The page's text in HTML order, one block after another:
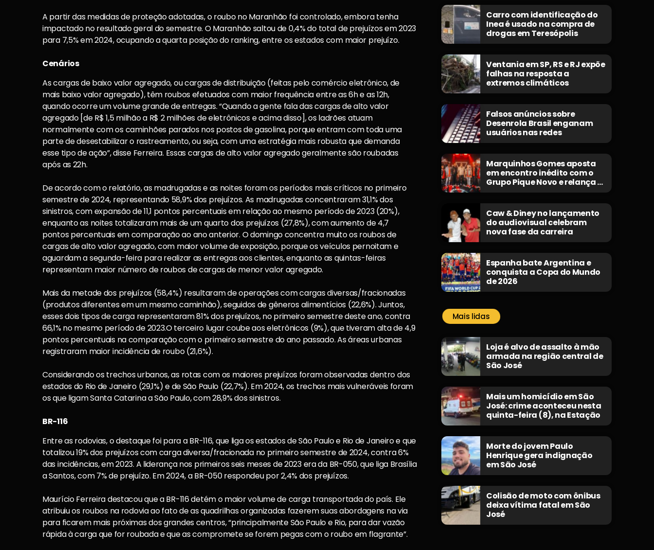
A partir das medidas de proteção adotadas, o roubo no Maranhão foi controlado, embora tenha
impactado no resultado geral do semestre. O Maranhão saltou de 0,4% do total de prejuízos em 2023
para 7,5% em 2024, ocupando a quarta posição do ranking, entre os estados com maior prejuízo.
Cenários
As cargas de baixo valor agregado, ou cargas de distribuição (feitas pelo comércio eletrônico, de
mais baixo valor agregado), têm roubos efetuados com maior frequência entre as 6h e as 12h,
quando ocorre um volume grande de entregas. “Quando a gente fala das cargas de alto valor
agregado [de R$ 1,5 milhão a R$ 2 milhões de eletrônicos e acima disso], os ladrões atuam
normalmente com os caminhões parados nos postos de gasolina, porque entram com toda uma
parte de desestabilizar o rastreamento, ou seja, com uma estratégia mais robusta que demanda
esse tipo de ação”, disse Ferreira. Essas cargas de alto valor agregado geralmente são roubadas
após as 22h.
De acordo com o relatório, as madrugadas e as noites foram os períodos mais críticos no primeiro
semestre de 2024, representando 58,9% dos prejuízos. As madrugadas concentraram 31,1% dos
sinistros, com expansão de 11,1 pontos percentuais em relação ao mesmo período de 2023 (20%),
enquanto as noites totalizaram mais de um quarto dos prejuízos (27,8%), com aumento de 4,7
pontos percentuais em comparação ao ano anterior. O domingo concentra muito os roubos de
cargas de alto valor agregado, com maior volume de exposição, porque os veículos pernoitam e
aguardam a segunda-feira para realizar as entregas aos clientes, enquanto as quintas-feiras
representam maior número de roubos de cargas de menor valor agregado.
Mais da metade dos prejuízos (58,4%) resultaram de operações com cargas diversas/fracionadas
(produtos diferentes em um mesmo caminhão), seguidos de gêneros alimentícios (22,6%). Juntos,
esses dois tipos de carga representaram 81% dos prejuízos, no primeiro semestre deste ano, contra
66,1% no mesmo período de 2023.O terceiro lugar coube aos eletrônicos (9%), que tiveram alta de 4,9
pontos percentuais na comparação com o primeiro semestre do ano passado. As áreas urbanas
registraram maior incidência de roubo (21,6%).
Considerando os trechos urbanos, as rotas com os maiores prejuízos foram observadas dentro dos
estados do Rio de Janeiro (29,1%) e de São Paulo (22,7%). Em 2024, os trechos mais vulneráveis foram
os que ligam Santa Catarina a São Paulo, com 28,9% dos sinistros.
BR-116
Entre as rodovias, o destaque foi para a BR-116, que liga os estados de São Paulo e Rio de Janeiro e que
totalizou 19% dos prejuízos com carga diversa/fracionada no primeiro semestre de 2024, contra 6%
das incidências, em 2023. A liderança nos primeiros seis meses de 2023 era da BR-050, que liga Brasília
a Santos, com 7% de prejuízo. Em 2024, a BR-050 respondeu por 2,4% dos prejuízos.
Maurício Ferreira destacou que a BR-116 detém o maior volume de carga transportada do país. Ele
atribuiu os roubos na rodovia ao fato de as quadrilhas organizadas fazerem suas abordagens na via
para ficarem mais próximas dos grandes centros, “principalmente São Paulo e Rio, para dar vazão
rápida à carga que for roubada e que as compromete se forem pegas com o roubo em flagrante”.
Carro com identificação do
Inea é usado na compra de
drogas em Teresópolis
Ventania em SP, RS e RJ expõe
falhas na resposta a
extremos climáticos
Falsos anúncios sobre
Desenrola Brasil enganam
usuários nas redes
Marquinhos Gomes aposta
em encontro inédito com o
Grupo Pique Novo e relança o
clássico “Não Morrerei”
Caw & Diney no lançamento
do audiovisual celebram
nova fase da carreira
Espanha bate Argentina e
conquista a Copa do Mundo
de 2026
Mais lidas
Loja é alvo de assalto à mão
armada na região central de
São José
Mais um homicídio em São
José: crime aconteceu nesta
quinta-feira (8), na Estação
Morte do jovem Paulo
Henrique gera indignação
em São José
Colisão de moto com ônibus
deixa vítima fatal em São
José